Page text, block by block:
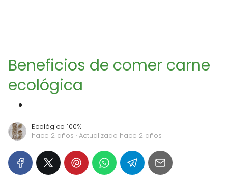
Beneficios de comer carne
ecológica
Ecológico 100%
hace 2 años · Actualizado hace 2 años